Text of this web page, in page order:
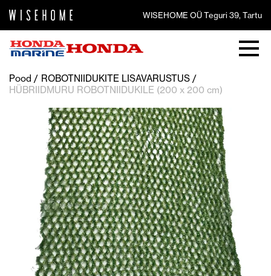
WISEHOME OÜ Teguri 39, Tartu
Pood
ROBOTNIIDUKITE LISAVARUSTUS
HÜBRIIDMURU ROBOTNIIDUKILE (200 x 200 cm)